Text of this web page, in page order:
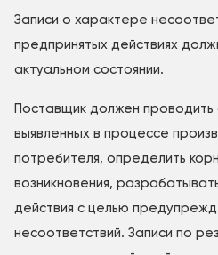
Записи о характере
предпринятых действиях
актуальном состоянии.
Поставщик должен проводить
выявленных в процессе
потребителя, определить
возникновения,
действия с целью
несоответствий. Записи по